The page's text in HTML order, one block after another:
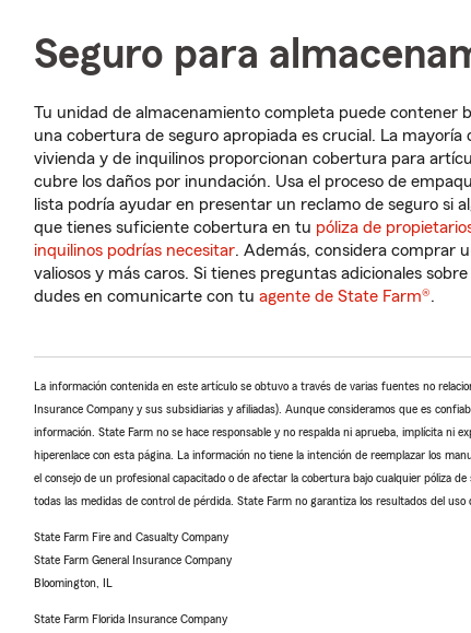
Seguro para
Tu unidad de almacenamiento completa puede contener
una cobertura de seguro apropiada es crucial. La mayoría
vivienda y de inquilinos proporcionan cobertura para
cubre los daños por inundación. Usa el proceso de
lista podría ayudar en presentar un reclamo de seguro si
que tienes suficiente cobertura en tu póliza de
inquilinos podrías necesitar. Además, considera comprar
valiosos y más caros. Si tienes preguntas adicionales
dudes en comunicarte con tu agente de State Farm®.
La información contenida en este artículo se obtuvo a través de varias fuentes no
Insurance Company y sus subsidiarias y afiliadas). Aunque consideramos que es
información. State Farm no se hace responsable y no respalda ni aprueba, implícita ni
hiperenlace con esta página. La información no tiene la intención de reemplazar los
el consejo de un profesional capacitado o de afectar la cobertura bajo cualquier póliza
todas las medidas de control de pérdida. State Farm no garantiza los resultados del uso
State Farm Fire and Casualty Company
State Farm General Insurance Company
Bloomington, IL
State Farm Florida Insurance Company